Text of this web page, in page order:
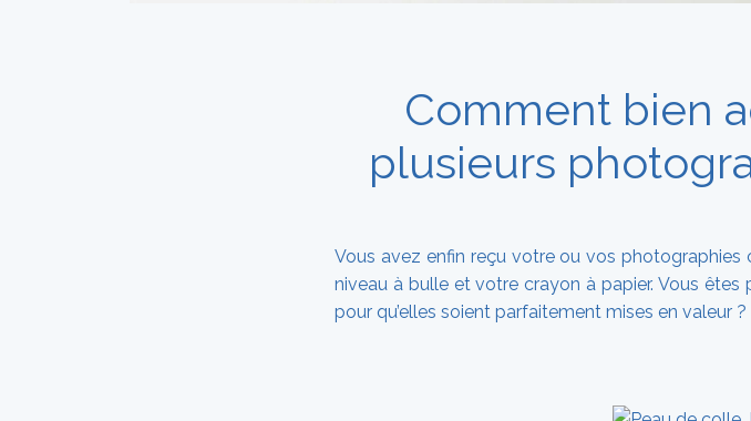
Comment bien
plusieurs
Vous avez enfin reçu votre ou vos
niveau à bulle et votre crayon à papier. Vous
pour qu’elles soient parfaitement mises en valeur ?